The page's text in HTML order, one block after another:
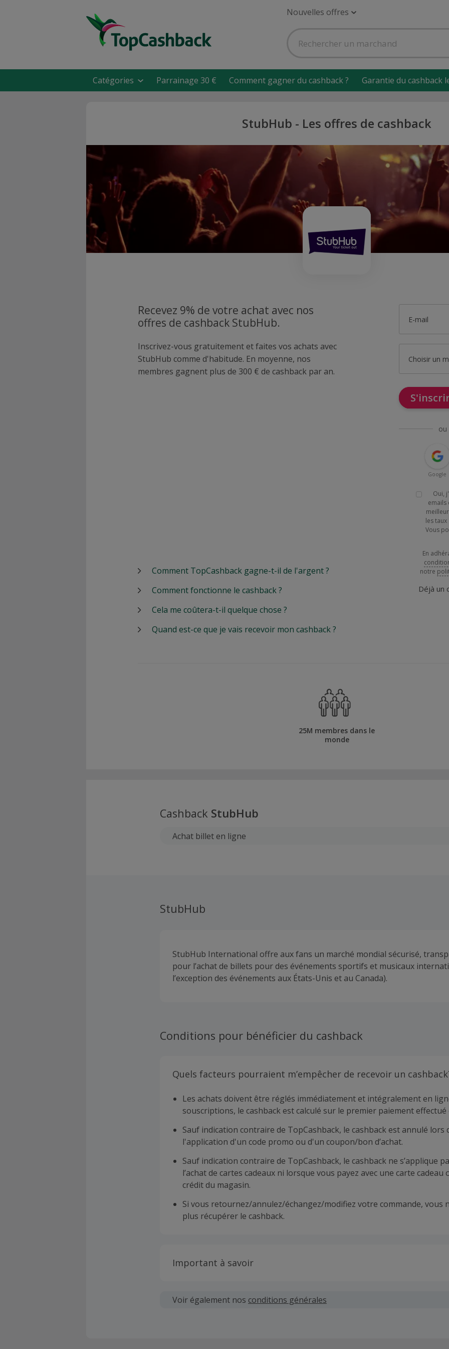
Nouvelles offres
Catégories Parrainage 30 € Comment gagner du cashback ? Garantie du cashback
StubHub - Les offres de cashback
Recevez 9% de votre achat avec nos
offres de cashback StubHub.
Inscrivez-vous gratuitement et faites vos achats avec
StubHub comme d'habitude. En moyenne, nos
membres gagnent plus de 300 € de cashback par an.
E-mail
Choisir un
ou
Google
Oui,
emails
les
Vous
En
notre
Déjà un
Comment TopCashback gagne-t-il de l'argent ?
Comment fonctionne le cashback ?
Cela me coûtera-t-il quelque chose ?
Quand est-ce que je vais recevoir mon cashback ?
25M membres dans le
monde
Cashback StubHub
Achat billet en ligne
StubHub
StubHub International offre aux fans un marché mondial sécurisé,
pour l’achat de billets pour des événements sportifs et musicaux
l’exception des événements aux États-Unis et au Canada).
Conditions pour bénéficier du cashback
Quels facteurs pourraient m’empêcher de recevoir un
Les achats doivent être réglés immédiatement et intégralement en
souscriptions, le cashback est calculé sur le premier paiement effectué
Sauf indication contraire de TopCashback, le cashback est annulé lors
l'application d'un code promo ou d'un coupon/bon d’achat.
Sauf indication contraire de TopCashback, le cashback ne s’applique
l’achat de cartes cadeaux ni lorsque vous payez avec une carte cadeau
crédit du magasin.
Si vous retournez/annulez/échangez/modifiez votre commande, vous
plus récupérer le cashback.
Important à savoir
soumises au plus tard dans les 100 jours qui suivent la date d'achat.
Voir également nos conditions générales